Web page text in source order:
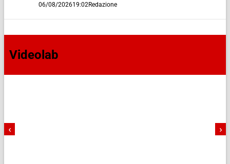
06/08/202619:02Redazione
Videolab
‹ ›